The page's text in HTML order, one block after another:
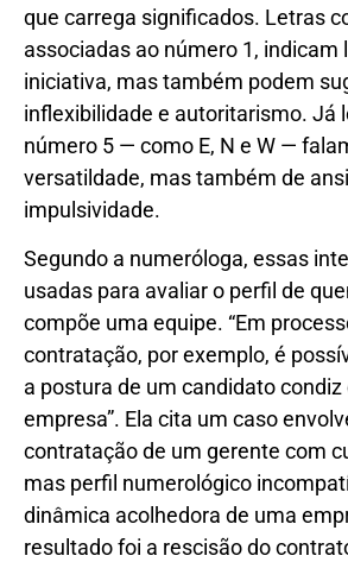
que carrega significados. Letras
associadas ao número 1, indicam
iniciativa, mas também podem
inflexibilidade e autoritarismo. Já
número 5 — como E, N e W —
versatildade, mas também de
impulsividade.
Segundo a numeróloga, essas
usadas para avaliar o perfil de
compõe uma equipe. “Em
contratação, por exemplo, é
a postura de um candidato
empresa”. Ela cita um caso
contratação de um gerente com
mas perfil numerológico
dinâmica acolhedora de uma
resultado foi a rescisão do